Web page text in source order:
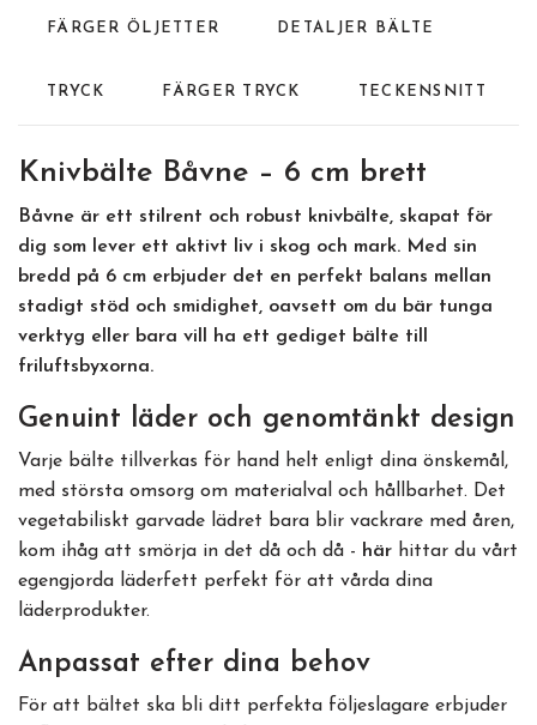
FÄRGER ÖLJETTER DETALJER BÄLTE
TRYCK FÄRGER TRYCK TECKENSNITT
Knivbälte Båvne – 6 cm brett
Båvne är ett stilrent och robust knivbälte, skapat för
dig som lever ett aktivt liv i skog och mark. Med sin
bredd på 6 cm erbjuder det en perfekt balans mellan
stadigt stöd och smidighet, oavsett om du bär tunga
verktyg eller bara vill ha ett gediget bälte till
friluftsbyxorna.
Genuint läder och genomtänkt design
Varje bälte tillverkas för hand helt enligt dina önskemål,
med största omsorg om materialval och hållbarhet. Det
vegetabiliskt garvade lädret bara blir vackrare med åren,
kom ihåg att smörja in det då och då - här hittar du vårt
egengjorda läderfett perfekt för att vårda dina
läderprodukter.
Anpassat efter dina behov
För att bältet ska bli ditt perfekta följeslagare erbjuder